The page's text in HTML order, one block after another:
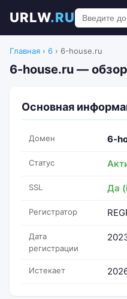
URLW.RU
Главная › 6 › 6-house.ru
6-house.ru —
Основная
Домен 6-
Статус
SSL Да
Регистратор
Дата
регистрации
Истекает